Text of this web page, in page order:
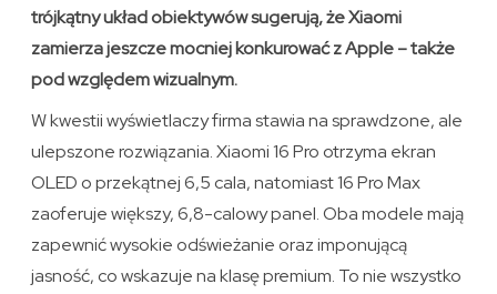
trójkątny układ obiektywów sugerują, że Xiaomi
zamierza jeszcze mocniej konkurować z Apple – także
pod względem wizualnym.
W kwestii wyświetlaczy firma stawia na sprawdzone, ale
ulepszone rozwiązania. Xiaomi 16 Pro otrzyma ekran
OLED o przekątnej 6,5 cala, natomiast 16 Pro Max
zaoferuje większy, 6,8-calowy panel. Oba modele mają
zapewnić wysokie odświeżanie oraz imponującą
jasność, co wskazuje na klasę premium. To nie wszystko